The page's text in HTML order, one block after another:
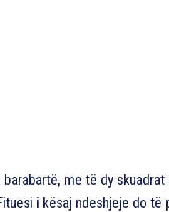
me të dy
i kësaj ndeshjeje do